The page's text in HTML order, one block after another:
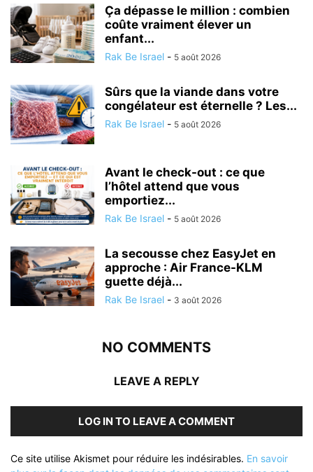
Ça dépasse le million : combien
coûte vraiment élever un
enfant...
Rak Be Israel - 5 août 2026
Sûrs que la viande dans votre
congélateur est éternelle ? Les...
Rak Be Israel - 5 août 2026
Avant le check-out : ce que
l’hôtel attend que vous
emportiez...
Rak Be Israel - 5 août 2026
La secousse chez EasyJet en
approche : Air France-KLM
guette déjà...
Rak Be Israel - 3 août 2026
NO COMMENTS
LEAVE A REPLY
LOG IN TO LEAVE A COMMENT
Ce site utilise Akismet pour réduire les indésirables. En savoir